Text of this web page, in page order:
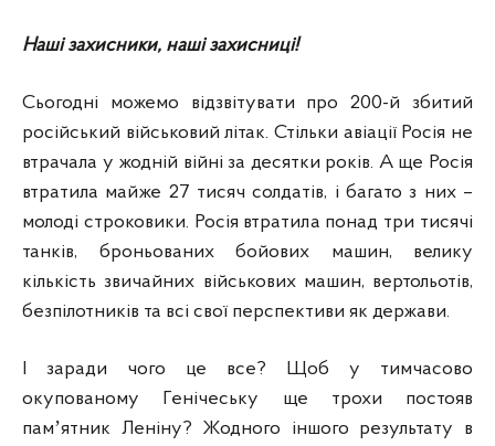
Наші захисники, наші захисниці!
Сьогодні можемо відзвітувати про 200-й збитий
російський військовий літак. Стільки авіації Росія не
втрачала у жодній війні за десятки років. А ще Росія
втратила майже 27 тисяч солдатів, і багато з них –
молоді строковики. Росія втратила понад три тисячі
танків, броньованих бойових машин, велику
кількість звичайних військових машин, вертольотів,
безпілотників та всі свої перспективи як держави.
І заради чого це все? Щоб у тимчасово
окупованому Генічеську ще трохи постояв
памʼятник Леніну? Жодного іншого результату в